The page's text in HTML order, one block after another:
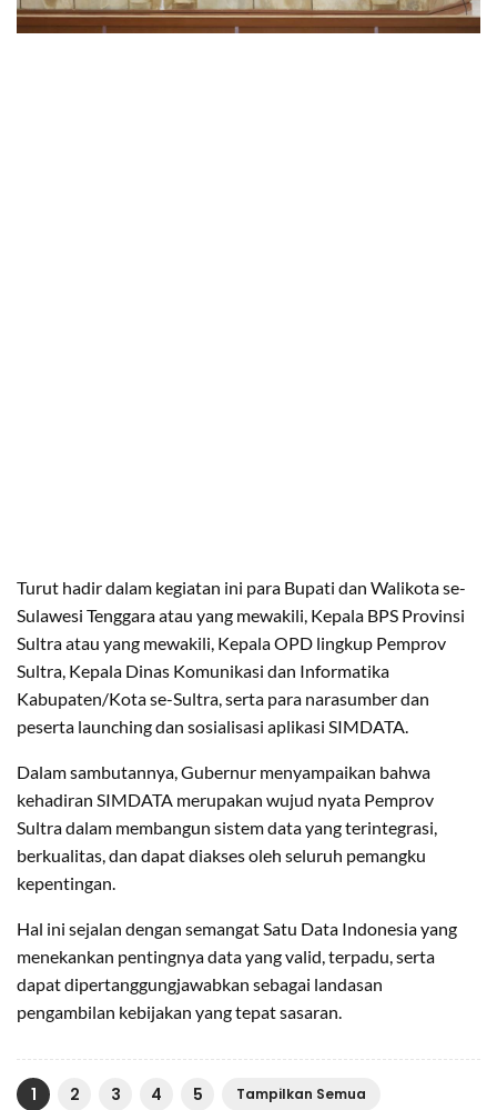
Turut hadir dalam kegiatan ini para Bupati dan Walikota se-
Sulawesi Tenggara atau yang mewakili, Kepala BPS Provinsi
Sultra atau yang mewakili, Kepala OPD lingkup Pemprov
Sultra, Kepala Dinas Komunikasi dan Informatika
Kabupaten/Kota se-Sultra, serta para narasumber dan
peserta launching dan sosialisasi aplikasi SIMDATA.
Dalam sambutannya, Gubernur menyampaikan bahwa
kehadiran SIMDATA merupakan wujud nyata Pemprov
Sultra dalam membangun sistem data yang terintegrasi,
berkualitas, dan dapat diakses oleh seluruh pemangku
kepentingan.
Hal ini sejalan dengan semangat Satu Data Indonesia yang
menekankan pentingnya data yang valid, terpadu, serta
dapat dipertanggungjawabkan sebagai landasan
pengambilan kebijakan yang tepat sasaran.
1 2 3 4 5 Tampilkan Semua